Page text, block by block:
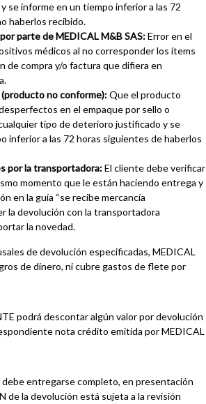
se informe en un tiempo inferior a las 72
haberlos recibido.
parte de MEDICAL M&B SAS:Error en el
médicos al no corresponder los ítems
de compra y/o factura que difiera en
(producto no conforme):Que el producto
en el empaque por sello o
tipo de deterioro justificado y se
inferior a las 72 horas siguientes de haberlos
por la transportadora:El cliente debe verificar
momento que le están haciendo entrega y
en la guía “se recibe mercancía
la devolución con la transportadora
la novedad.
de devolución especificadas, MEDICAL
de dinero, ni cubre gastos de flete por
podrá descontar algún valor por devolución
nota crédito emitida por MEDICAL
entregarse completo, en presentación
de la devolución está sujeta a la revisión